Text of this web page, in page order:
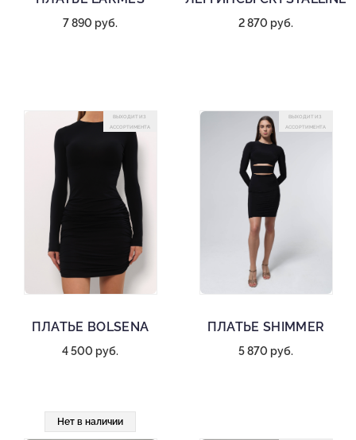
7 890 руб. 2 870 руб.
ВЫХОДИТ ИЗ
АССОРТИМЕНТА
ПЛАТЬЕ BOLSENA
4 500 руб.
Нет в наличии
ВЫХОДИТ ИЗ
АССОРТИМЕНТА
ПЛАТЬЕ SHIMMER
5 870 руб.